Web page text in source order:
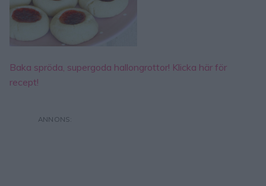
Baka spröda, supergoda hallongrottor! Klicka här för
recept!